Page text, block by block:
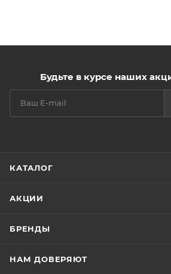
Будьте в курсе наших
КАТАЛОГ
АКЦИИ
БРЕНДЫ
НАМ ДОВЕРЯЮТ